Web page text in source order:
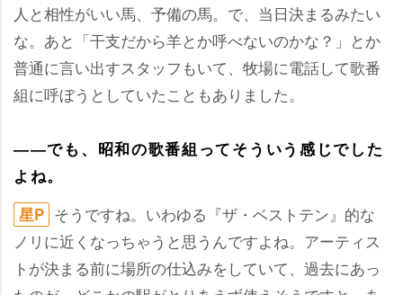
人と相性がいい馬、予備の馬。で、当日決まるみたい
な。あと「干支だから羊とか呼べないのかな？」とか
普通に言い出すスタッフもいて、牧場に電話して歌番
組に呼ぼうとしていたこともありました。
――でも、昭和の歌番組ってそういう感じでした
よね。
星P そうですね。いわゆる『ザ・ベストテン』的な
ノリに近くなっちゃうと思うんですよね。アーティス
トが決まる前に場所の仕込みをしていて、過去にあっ